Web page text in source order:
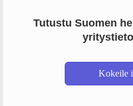
Tutustu Suomen
Kokeile